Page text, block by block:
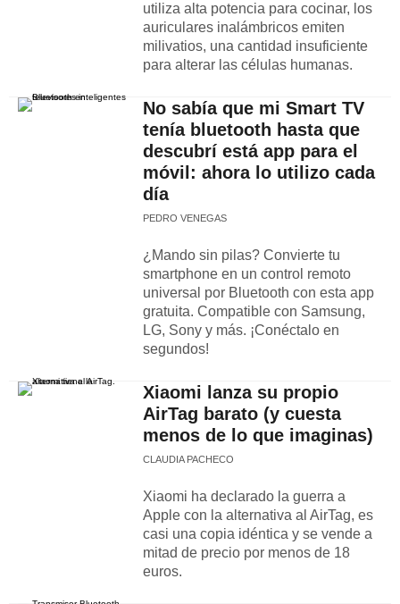
utiliza alta potencia para cocinar, los
auriculares inalámbricos emiten
milivatios, una cantidad insuficiente
para alterar las células humanas.
No sabía que mi Smart TV
tenía bluetooth hasta que
descubrí está app para el
móvil: ahora lo utilizo cada
día
PEDRO VENEGAS
¿Mando sin pilas? Convierte tu
smartphone en un control remoto
universal por Bluetooth con esta app
gratuita. Compatible con Samsung,
LG, Sony y más. ¡Conéctalo en
segundos!
Xiaomi lanza su propio
AirTag barato (y cuesta
menos de lo que imaginas)
CLAUDIA PACHECO
Xiaomi ha declarado la guerra a
Apple con la alternativa al AirTag, es
casi una copia idéntica y se vende a
mitad de precio por menos de 18
euros.